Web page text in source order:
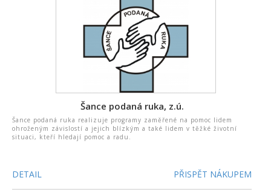
Šance podaná ruka, z.ú.
Šance podaná ruka realizuje programy zaměřené na pomoc lidem
ohroženým závislostí a jejich blízkým a také lidem v těžké životní
situaci, kteří hledají pomoc a radu.
DETAIL PŘISPĚT NÁKUPEM